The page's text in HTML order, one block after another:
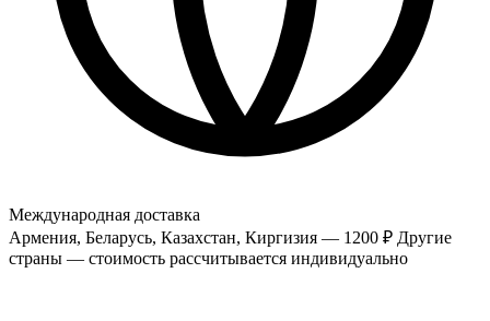
Международная доставка
Армения, Беларусь, Казахстан, Киргизия — 1200 ₽ Другие
страны — стоимость рассчитывается индивидуально